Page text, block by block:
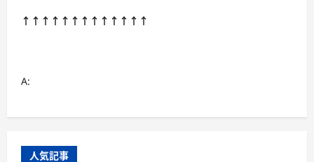
↑↑↑↑↑↑↑↑↑↑↑↑↑
A:
人気記事